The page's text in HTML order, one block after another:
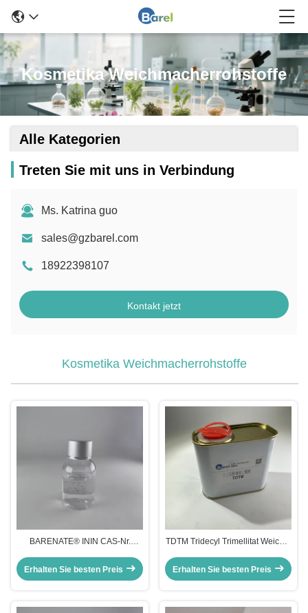
Kosmetika Weichmacherrohstoffe
Alle Kategorien
Treten Sie mit uns in Verbindung
Ms. Katrina guo
sales@gzbarel.com
18922398107
Kontakt jetzt
Kosmetika Weichmacherrohstoffe
BARENATE® ININ CAS-Nr.
für Formulierungen mit
Seidenfinish
Erhalten Sie besten Preis
TDTM Tridecyl Trimellitat Weicher
Alternative
Erhalten Sie besten Preis